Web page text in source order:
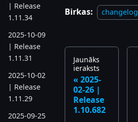
| Release
1.11.34
2025-10-09
| Release
1.11.31
2025-10-02
| Release
1.11.29
2025-09-25
Birkas: changelog
Jaunāks
ieraksts
2025-
02-26 |
Release
1.10.682